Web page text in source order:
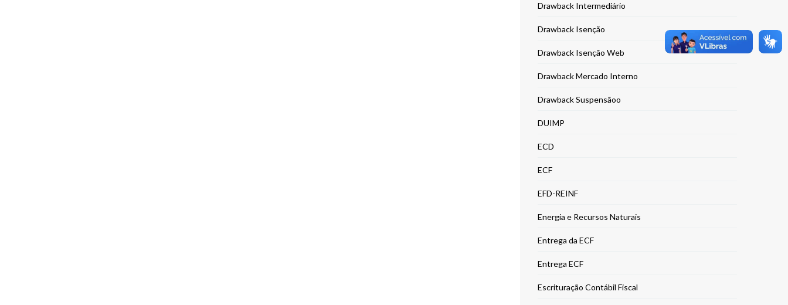
Drawback Intermediário
Drawback Isenção
Drawback Isenção Web
Drawback Mercado Interno
Drawback Suspensãoo
DUIMP
ECD
ECF
EFD-REINF
Energia e Recursos Naturais
Entrega da ECF
Entrega ECF
Escrituração Contábil Fiscal